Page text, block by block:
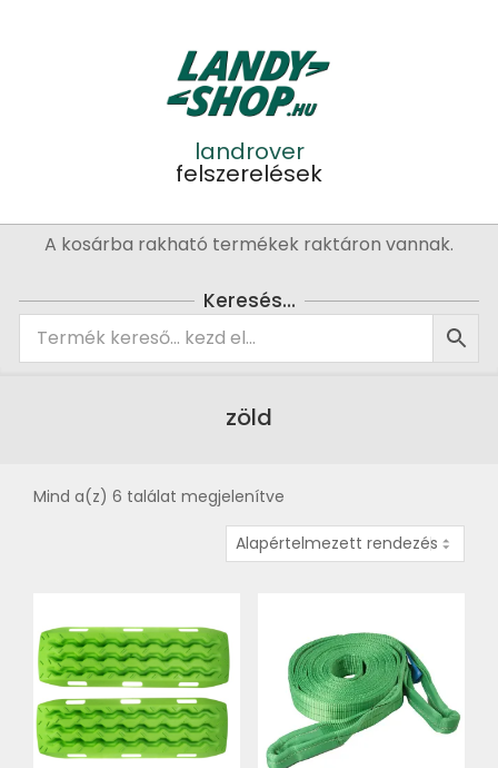
landrover
felszerelések
PrimaryA kosárba rakható termékek raktáron vannak.
Keresés…
zöld
Mind a(z) 6 találat megjelenítve